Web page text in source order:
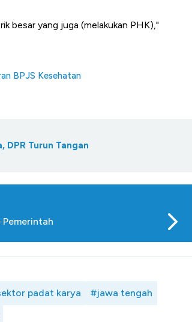
besar yang juga (melakukan PHK),"
BPJS Kesehatan
Turun Tangan
Pemerintah
padat karya #jawa tengah